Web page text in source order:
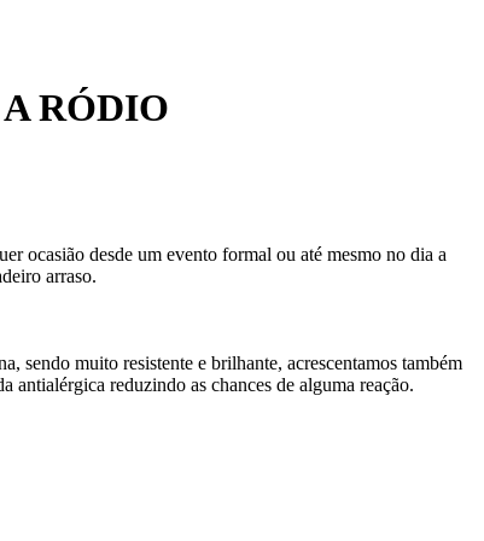
RÓDIO
ocasião desde um evento formal ou até mesmo no dia a
arraso.
sendo muito resistente e brilhante, acrescentamos também
antialérgica reduzindo as chances de alguma reação.